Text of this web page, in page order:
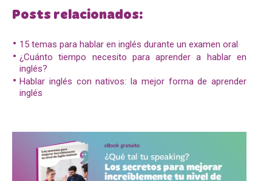
Posts relacionados:
15 temas para hablar en inglés durante un examen oral
¿Cuánto tiempo necesito para aprender a hablar en
inglés?
Hablar inglés con nativos: la mejor forma de aprender
inglés